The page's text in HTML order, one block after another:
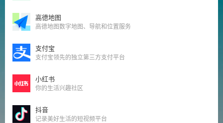
高德地图
高德地图数字地图、导航和位置服务
支付宝
支付宝领先的独立第三方支付平台
小红书
你的生活兴趣社区
抖音
记录美好生活的短视频平台